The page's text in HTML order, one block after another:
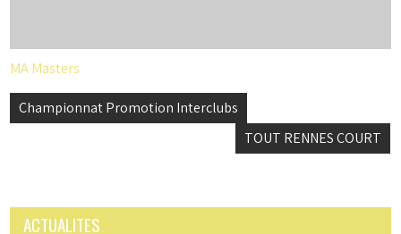
MA Masters
Navigation
Championnat Promotion Interclubs
TOUT RENNES COURT
ACTUALITES